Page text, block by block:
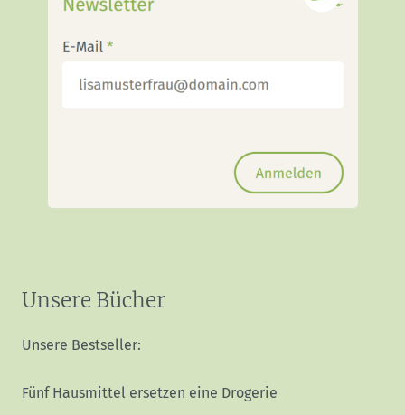
Unsere Bücher
Unsere Bestseller:
Fünf Hausmittel ersetzen eine Drogerie